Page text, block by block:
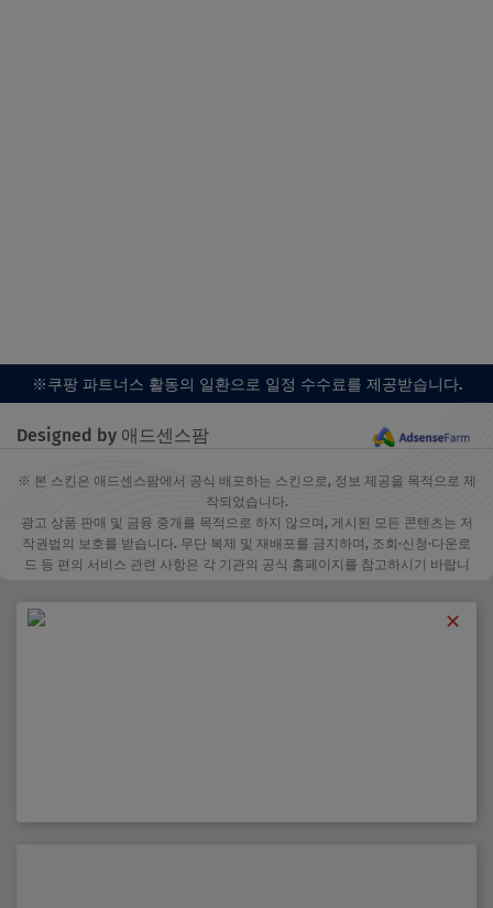
※쿠팡 파트너스 활동의 일환으로 일정 수수료를 제공받습니다.
Designed by 애드센스팜
※ 본 스킨은 애드센스팜에서 공식 배포하는 스킨으로, 정보 제공을 목적으로 제
작되었습니다.
광고 상품 판매 및 금융 중개를 목적으로 하지 않으며, 게시된 모든 콘텐츠는 저
작권법의 보호를 받습니다. 무단 복제 및 재배포를 금지하며, 조회·신청·다운로
드 등 편의 서비스 관련 사항은 각 기관의 공식 홈페이지를 참고하시기 바랍니
✕